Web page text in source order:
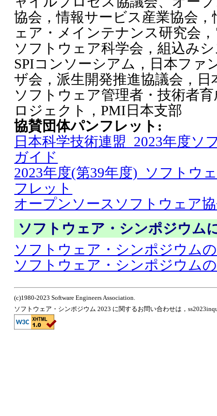
協会，情報サービス産業協会
ェア・メインテナンス研究会
ソフトウェア科学会，組込み
SPIコンソーシアム，日本ファ
ザ会，派生開発推進協議会，
ソフトウェア管理者・技術者育
ロジェクト，PMI日本支部
協賛団体パンフレット:
日本科学技術連盟_2023年度ソ
ガイド
2023年度(第39年度)_ソフトウ
フレット
オープンソースソフトウェア
ソフトウェア・シンポジウム
ソフトウェア・シンポジウム
ソフトウェア・シンポジウム
(c)1980-2023 Software Engineers Association.
ソフトウェア・シンポジウム 2023 に関するお問い合わせは，